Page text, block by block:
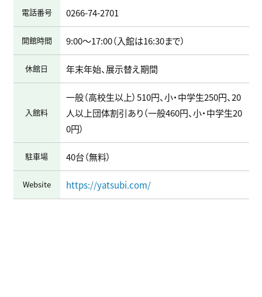
電話番号 0266-74-2701
開館時間 9:00～17:00（入館は16:30まで）
休館日 年末年始、展示替え期間
入館料
一般（高校生以上）510円、小・中学生250円、20
人以上団体割引あり（一般460円、小・中学生20
0円）
駐車場 40台（無料）
Website https://yatsubi.com/